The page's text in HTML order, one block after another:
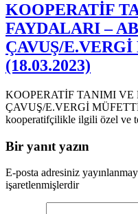
KOOPERATİF
FAYDALARI –
ÇAVUŞ/
(18.03.2023)
KOOPERATİF TANIMI
ÇAVUŞ/E.VERGİ
kooperatifçilikle ilgili özel ve
Bir yanıt yazın
E-posta adresiniz
işaretlenmişlerdir